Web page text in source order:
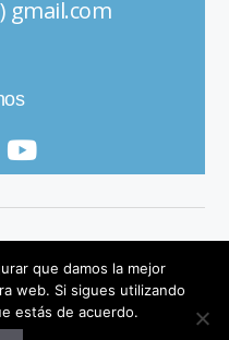
gmail.com
Reserved
que damos la mejor
web. Si sigues utilizando
estás de acuerdo.